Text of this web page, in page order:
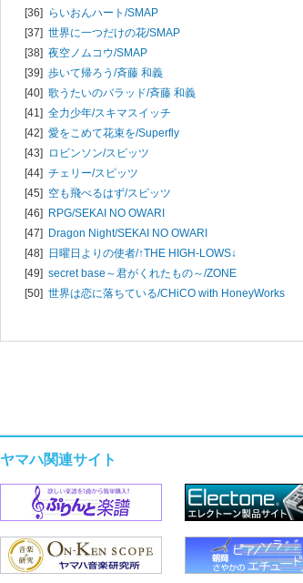
[36] らいおんハート/SMAP
[37] 世界に一つだけの花/SMAP
[38] 夜空ノムコウ/SMAP
[39] 歩いて帰ろう/斉藤 和義
[40] 歌うたいのバラッド/斉藤 和義
[41] 全力少年/スキマスイッチ
[42] 愛をこめて花束を/Superfly
[43] ロビンソン/スピッツ
[44] チェリー/スピッツ
[45] 空も飛べるはず/スピッツ
[46] RPG/SEKAI NO OWARI
[47] Dragon Night/SEKAI NO OWARI
[48] 日曜日よりの使者/↑THE HIGH-LOWS↓
[49] secret base～君がくれたもの～/ZONE
[50] 世界は恋に落ちている/CHiCO with HoneyWorks
ヤマハ関連サイト